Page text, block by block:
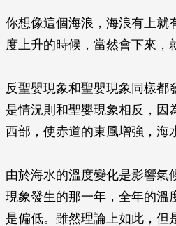
你想像這個海浪，海浪有上就
度上升的時候，當然會下來，
反聖嬰現象和聖嬰現象同樣都
是情況則和聖嬰現象相反，因
西部，使赤道的東風增強，海
由於海水的溫度變化是影響氣
現象發生的那一年，全年的溫
是偏低。雖然理論上如此，但